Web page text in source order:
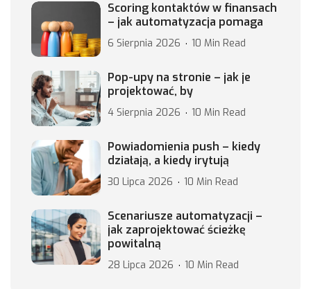
Scoring kontaktów w finansach
– jak automatyzacja pomaga
6 Sierpnia 2026 10 Min Read
Pop-upy na stronie – jak je
projektować, by
4 Sierpnia 2026 10 Min Read
Powiadomienia push – kiedy
działają, a kiedy irytują
30 Lipca 2026 10 Min Read
Scenariusze automatyzacji –
jak zaprojektować ścieżkę
powitalną
28 Lipca 2026 10 Min Read